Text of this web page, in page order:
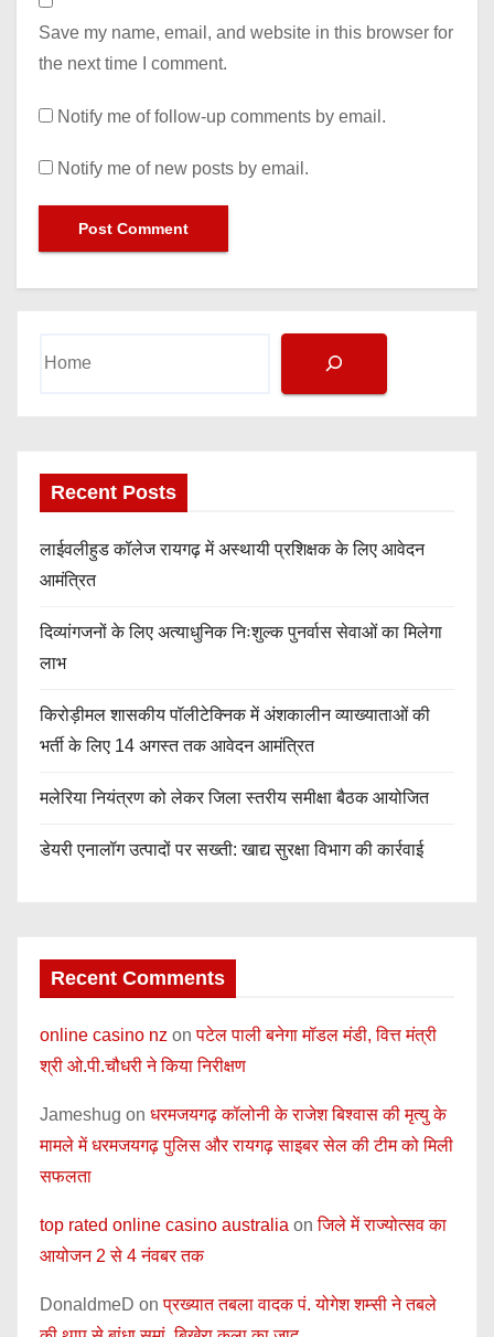
Save my name, email, and website in this browser for
the next time I comment.
Notify me of follow-up comments by email.
Notify me of new posts by email.
Recent Posts
लाईवलीहुड कॉलेज रायगढ़ में अस्थायी प्रशिक्षक के लिए आवेदन
आमंत्रित
दिव्यांगजनों के लिए अत्याधुनिक निःशुल्क पुनर्वास सेवाओं का मिलेगा
लाभ
किरोड़ीमल शासकीय पॉलीटेक्निक में अंशकालीन व्याख्याताओं की
भर्ती के लिए 14 अगस्त तक आवेदन आमंत्रित
मलेरिया नियंत्रण को लेकर जिला स्तरीय समीक्षा बैठक आयोजित
डेयरी एनालॉग उत्पादों पर सख्ती: खाद्य सुरक्षा विभाग की कार्रवाई
Recent Comments
online casino nz onपटेल पाली बनेगा मॉडल मंडी, वित्त मंत्री
श्री ओ.पी.चौधरी ने किया निरीक्षण
Jameshug on धरमजयगढ़ कॉलोनी के राजेश बिश्वास की मृत्यु के
मामले में धरमजयगढ़ पुलिस और रायगढ़ साइबर सेल की टीम को मिली
सफलता
top rated online casino australia onजिले में राज्योत्सव का
आयोजन 2 से 4 नंवबर तक
DonaldmeD onप्रख्यात तबला वादक पं. योगेश शम्सी ने तबले